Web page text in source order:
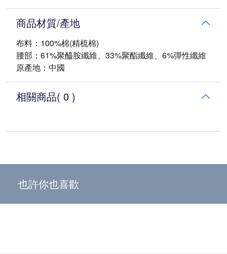
商品材質/產地
布料：100%棉(精梳棉)
腰部：61%聚醯胺纖維、33%聚酯纖維、6%彈性纖維
原產地：中國
相關商品( 0 )
也許你也喜歡